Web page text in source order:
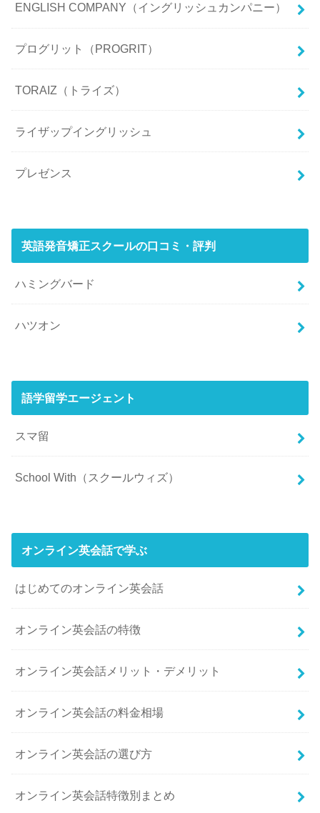
ENGLISH COMPANY（イングリッシュカンパニー）
プログリット（PROGRIT）
TORAIZ（トライズ）
ライザップイングリッシュ
プレゼンス
英語発音矯正スクールの口コミ・評判
ハミングバード
ハツオン
語学留学エージェント
スマ留
School With（スクールウィズ）
オンライン英会話で学ぶ
はじめてのオンライン英会話
オンライン英会話の特徴
オンライン英会話メリット・デメリット
オンライン英会話の料金相場
オンライン英会話の選び方
オンライン英会話特徴別まとめ